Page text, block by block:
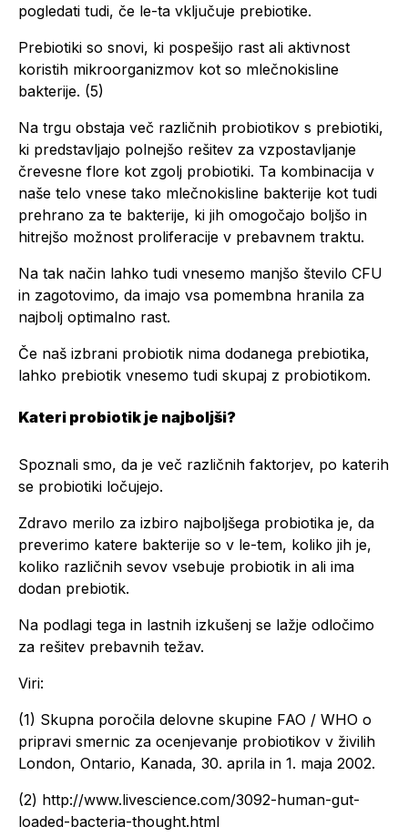
pogledati tudi, če le-ta vključuje prebiotike.
Prebiotiki so snovi, ki pospešijo rast ali aktivnost
koristih mikroorganizmov kot so mlečnokisline
bakterije. (5)
Na trgu obstaja več različnih probiotikov s prebiotiki,
ki predstavljajo polnejšo rešitev za vzpostavljanje
črevesne flore kot zgolj probiotiki. Ta kombinacija v
naše telo vnese tako mlečnokisline bakterije kot tudi
prehrano za te bakterije, ki jih omogočajo boljšo in
hitrejšo možnost proliferacije v prebavnem traktu.
Na tak način lahko tudi vnesemo manjšo število CFU
in zagotovimo, da imajo vsa pomembna hranila za
najbolj optimalno rast.
Če naš izbrani probiotik nima dodanega prebiotika,
lahko prebiotik vnesemo tudi skupaj z probiotikom.
Kateri probiotik je najboljši?
Spoznali smo, da je več različnih faktorjev, po katerih
se probiotiki ločujejo.
Zdravo merilo za izbiro najboljšega probiotika je, da
preverimo katere bakterije so v le-tem, koliko jih je,
koliko različnih sevov vsebuje probiotik in ali ima
dodan prebiotik.
Na podlagi tega in lastnih izkušenj se lažje odločimo
za rešitev prebavnih težav.
Viri:
(1) Skupna poročila delovne skupine FAO / WHO o
pripravi smernic za ocenjevanje probiotikov v živilih
London, Ontario, Kanada, 30. aprila in 1. maja 2002.
(2) http://www.livescience.com/3092-human-gut-
loaded-bacteria-thought.html